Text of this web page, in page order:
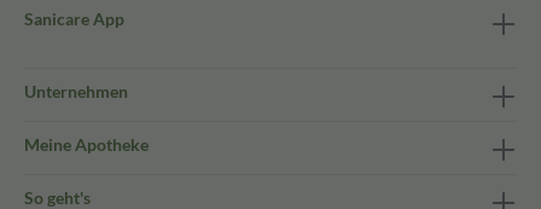
Sanicare App
Unternehmen
Meine Apotheke
So geht's